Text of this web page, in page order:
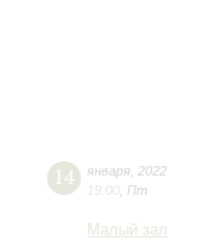
14 января 2022
19:00 Пт
Малый зал